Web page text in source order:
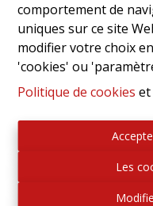
comportement de
uniques sur ce site
modifier votre choix
'cookies' ou
Politique de cookies et
Les
1730 Mollem |Ref:
€ 1.940 /mois